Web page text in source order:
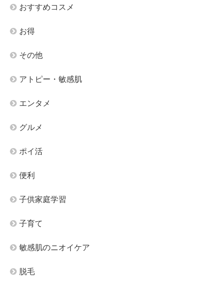
おすすめコスメ
お得
その他
アトピー・敏感肌
エンタメ
グルメ
ポイ活
便利
子供家庭学習
子育て
敏感肌のニオイケア
脱毛